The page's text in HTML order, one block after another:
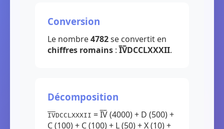
Conversion
Le nombre4782se convertit en
chiffres romains :I̅V̅DCCLXXXII.
Décomposition
I̅V̅DCCLXXXII = I̅V̅ (4000) + D (500) +
C (100) + C (100) + L (50) + X (10) +